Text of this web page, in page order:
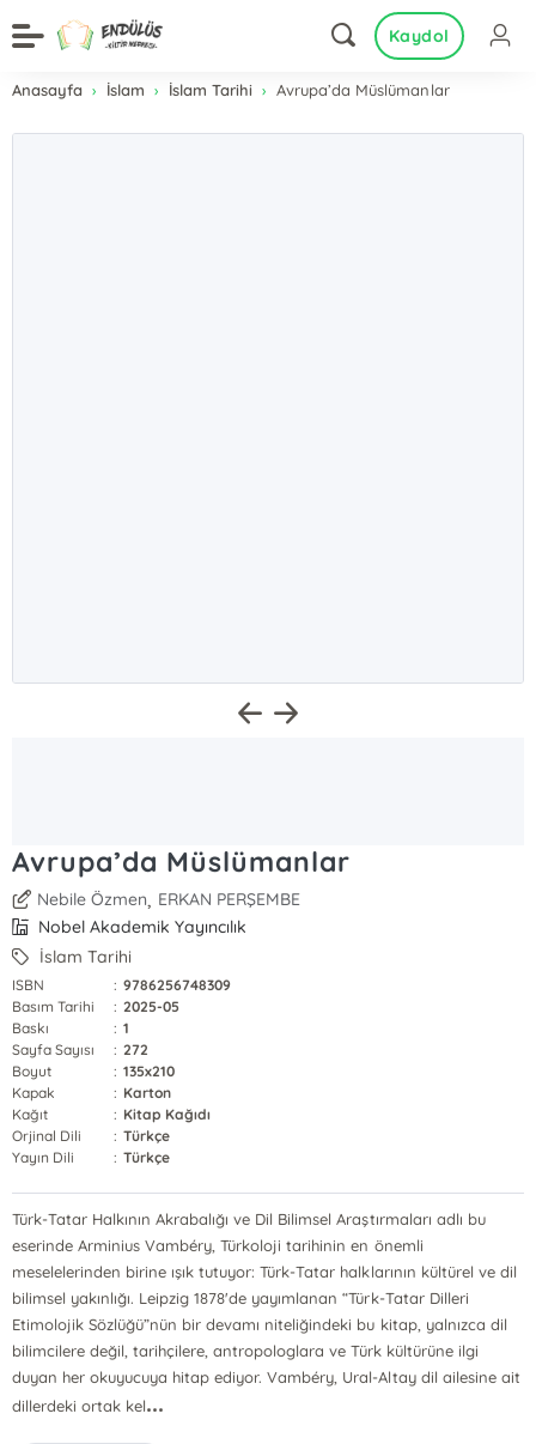
Kaydol
Anasayfa İslam İslam Tarihi Avrupa’da Müslümanlar
Avrupa’da Müslümanlar
Nebile Özmen, ERKAN PERŞEMBE
Nobel Akademik Yayıncılık
İslam Tarihi
ISBN : 9786256748309
Basım Tarihi
: 2025-05
Baskı
: 1
Sayfa Sayısı
: 272
Boyut
: 135x210
Kapak
: Karton
Kağıt
: Kitap Kağıdı
Orjinal Dili
: Türkçe
Yayın Dili
: Türkçe
Türk-Tatar Halkının Akrabalığı ve Dil Bilimsel Araştırmaları adlı bu
eserinde Arminius Vambéry, Türkoloji tarihinin en önemli
meselelerinden birine ışık tutuyor: Türk-Tatar halklarının kültürel ve dil
bilimsel yakınlığı. Leipzig 1878'de yayımlanan “Türk-Tatar Dilleri
Etimolojik Sözlüğü”nün bir devamı niteliğindeki bu kitap, yalnızca dil
bilimcilere değil, tarihçilere, antropologlara ve Türk kültürüne ilgi
duyan her okuyucuya hitap ediyor. Vambéry, Ural-Altay dil ailesine ait
dillerdeki ortak kel...